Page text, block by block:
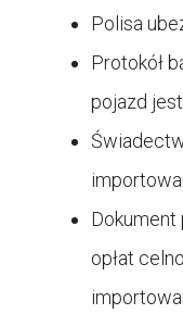
Polisa
Protokół
pojazd
opłat